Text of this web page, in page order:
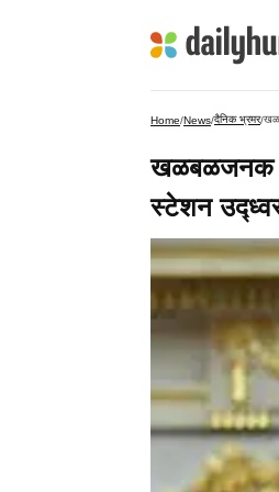
Home/News/दैनिक भ्रमर/
खळबळजनक !
स्टेशन